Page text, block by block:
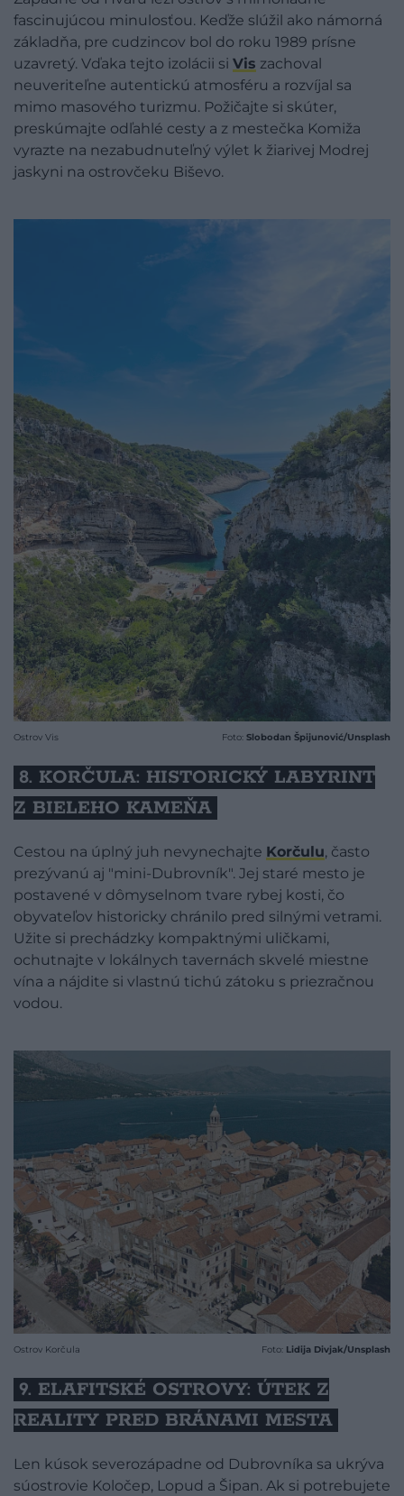
fascinujúcou minulosťou. Keďže slúžil ako námorná
základňa, pre cudzincov bol do roku 1989 prísne
uzavretý. Vďaka tejto izolácii si Vis zachoval
neuveriteľne autentickú atmosféru a rozvíjal sa
mimo masového turizmu. Požičajte si skúter,
preskúmajte odľahlé cesty a z mestečka Komiža
vyrazte na nezabudnuteľný výlet k žiarivej Modrej
jaskyni na ostrovčeku Biševo.
Ostrov Vis Foto: Slobodan Špijunović/Unsplash
8. KORČULA: HISTORICKÝ LABYRINT
Z BIELEHO KAMEŇA
Cestou na úplný juh nevynechajte Korčulu, často
prezývanú aj "mini-Dubrovník". Jej staré mesto je
postavené v dômyselnom tvare rybej kosti, čo
obyvateľov historicky chránilo pred silnými vetrami.
Užite si prechádzky kompaktnými uličkami,
ochutnajte v lokálnych tavernách skvelé miestne
vína a nájdite si vlastnú tichú zátoku s priezračnou
vodou.
Ostrov Korčula Foto: Lidija Divjak/Unsplash
9. ELAFITSKÉ OSTROVY: ÚTEK Z
REALITY PRED BRÁNAMI MESTA
Len kúsok severozápadne od Dubrovníka sa ukrýva
súostrovie Koločep, Lopud a Šipan. Ak si potrebujete